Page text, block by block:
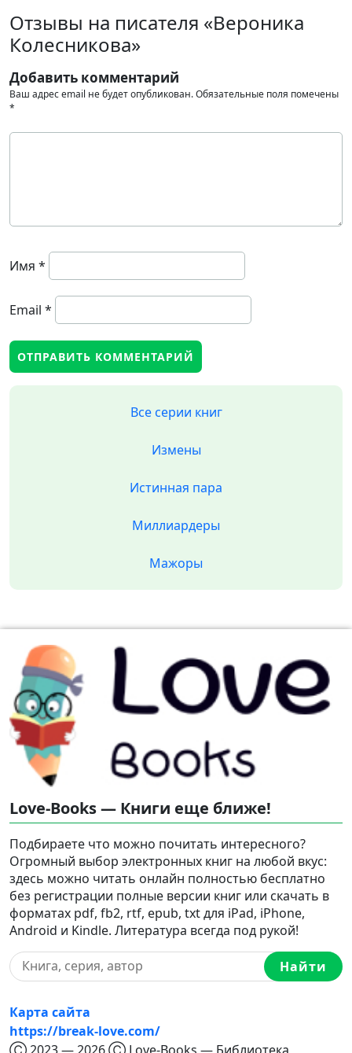
Отзывы на писателя «Вероника
Колесникова»
Добавить комментарий
Ваш адрес email не будет опубликован.Обязательные поля помечены
*
Имя *
Email *
Все серии книг
Измены
Истинная пара
Миллиардеры
Мажоры
Love-Books — Книги еще ближе!
Подбираете что можно почитать интересного?
Огромный выбор электронных книг на любой вкус:
здесь можно читать онлайн полностью бесплатно
без регистрации полные версии книг или скачать в
форматах pdf, fb2, rtf, epub, txt для iPad, iPhone,
Android и Kindle. Литература всегда под рукой!
Найти
Карта сайта
https://break-love.com/
Ⓒ 2023 — 2026 Ⓒ Love-Books — Библиотека